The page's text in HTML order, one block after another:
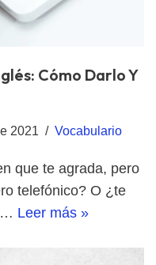
Cómo Darlo Y
2021 Vocabulario
que te agrada, pero
telefónico? O ¿te
Leer más »